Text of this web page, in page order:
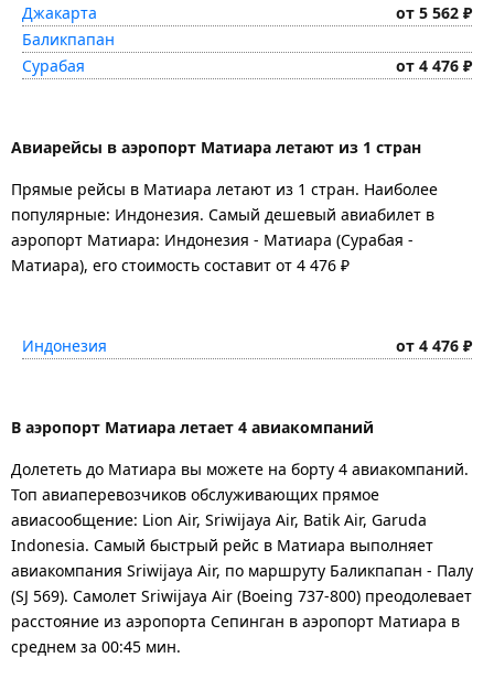
Джакарта
от 5 562 ₽
Баликпапан
Сурабая
от 4 476 ₽
Авиарейсы в аэропорт Матиара летают из 1 стран
Прямые рейсы в Матиара летают из 1 стран. Наиболее
популярные: Индонезия. Самый дешевый авиабилет в
аэропорт Матиара: Индонезия - Матиара (Сурабая -
Матиара), его стоимость составит от 4 476 ₽
Индонезия от 4 476 ₽
В аэропорт Матиара летает 4 авиакомпаний
Долететь до Матиара вы можете на борту 4 авиакомпаний.
Топ авиаперевозчиков обслуживающих прямое
авиасообщение: Lion Air, Sriwijaya Air, Batik Air, Garuda
Indonesia. Самый быстрый рейс в Матиара выполняет
авиакомпания Sriwijaya Air, по маршруту Баликпапан - Палу
(SJ 569). Самолет Sriwijaya Air (Boeing 737-800) преодолевает
расстояние из аэропорта Сепинган в аэропорт Матиара в
среднем за 00:45 мин.